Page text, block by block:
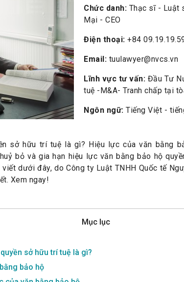
Chức danh: Thạc sĩ - Luật
Mại - CEO
Điện thoại: +84
Email: tuulawyer@nvcs.vn
Lĩnh vực tư vấn: Đầu Tư
tuệ -M&A- Tranh chấp tại
Ngôn ngữ: Tiếng Việt -
sở hữu trí tuệ là gì? Hiệu lực của văn bằng
bỏ và gia hạn hiệu lực văn bằng bảo hộ
dưới đây, do Công ty Luật TNHH Quốc tế
Xem ngay!
Mục lục
sở hữu trí tuệ là gì?
bảo hộ